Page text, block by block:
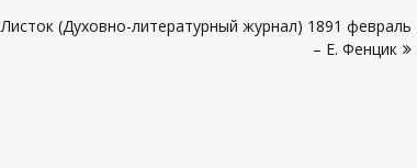
Листок (Духовно-литературный журнал) 1891 февраль
– Е. Фенцик